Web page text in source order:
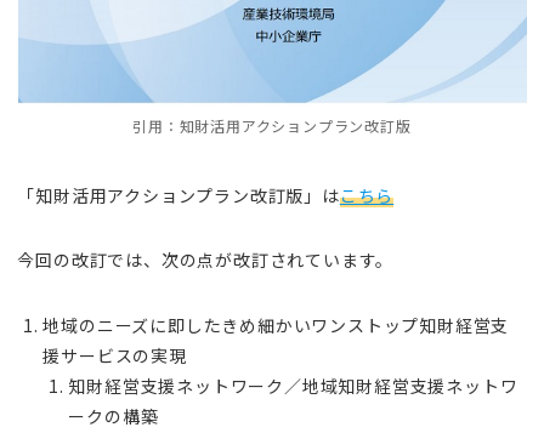
引用：知財活用アクションプラン改訂版
「知財活用アクションプラン改訂版」はこちら
今回の改訂では、次の点が改訂されています。
地域のニーズに即したきめ細かいワンストップ知財経営支
援サービスの実現
知財経営支援ネットワーク／地域知財経営支援ネットワ
ークの構築